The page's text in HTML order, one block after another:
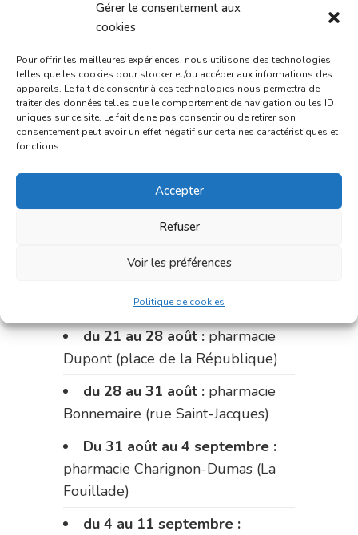
Gérer le consentement aux
cookies
Pour offrir les meilleures expériences, nous utilisons des technologies
telles que les cookies pour stocker et/ou accéder aux informations des
appareils. Le fait de consentir à ces technologies nous permettra de
traiter des données telles que le comportement de navigation ou les ID
uniques sur ce site. Le fait de ne pas consentir ou de retirer son
consentement peut avoir un effet négatif sur certaines caractéristiques et
fonctions.
Accepter
Refuser
Voir les préférences
Politique de cookies
pharmacie Fontanges
Charignon-Dumas (La Fouillade)
du 7 au 14 août :pharmacie
Bonnemaire (rue Saint-Jacques)
du marché (2 allées Aristide
Le 17 août :pharmacie
Palobart (Laguépie)
du 21 au 28 août :pharmacie
Dupont (place de la République)
du 28 au 31 août : pharmacie
Bonnemaire (rue Saint-Jacques)
Du 31 août au 4 septembre :
pharmacie Charignon-Dumas (La
Fouillade)
du 4 au 11 septembre :